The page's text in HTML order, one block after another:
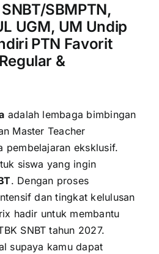
SBMPTN,
UGM, UM Undip
PTN Favorit
&
adalah lembaga bimbingan
Master Teacher
pembelajaran eksklusif.
siswa yang ingin
. Dengan proses
dan tingkat kelulusan
hadir untuk membantu
SNBT tahun 2027.
supaya kamu dapat